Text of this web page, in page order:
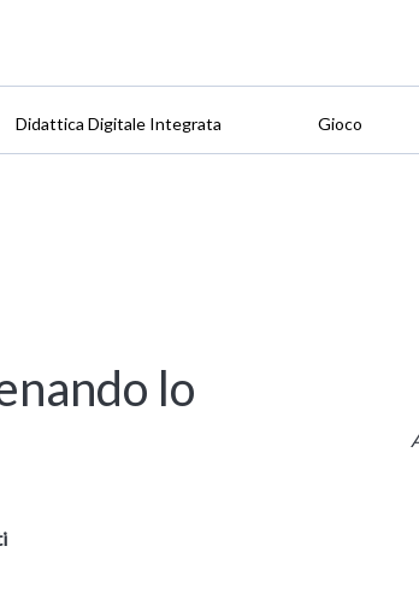
Didattica Digitale Integrata Gioco
lo